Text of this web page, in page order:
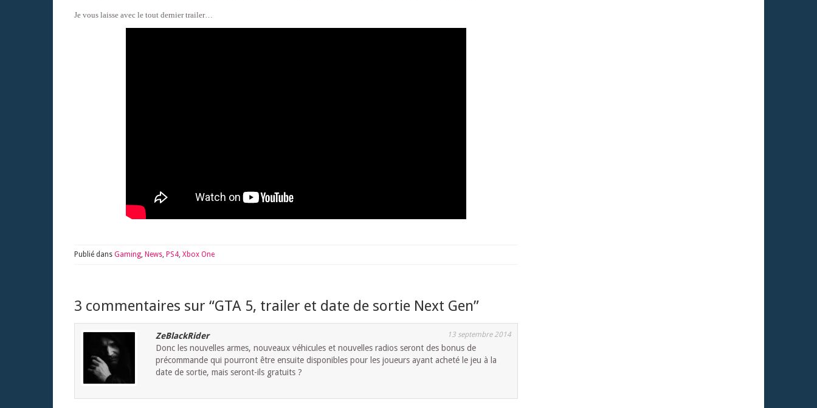
Je vous laisse avec le tout dernier trailer…
Publié dans Gaming News PS4 Xbox One
3 commentaires sur “GTA 5, trailer et date de sortie Next Gen”
ZeBlackRider 13 septembre 2014
Donc les nouvelles armes, nouveaux véhicules et nouvelles radios seront des bonus de
précommande qui pourront être ensuite disponibles pour les joueurs ayant acheté le jeu à la
date de sortie, mais seront-ils gratuits ?